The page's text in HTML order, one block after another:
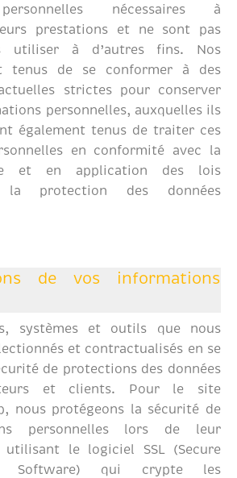
nécessaires à
prestations et ne sont pas
utiliser à d’autres fins. Nos
tenus de se conformer à des
strictes pour conserver
personnelles, auxquelles ils
également tenus de traiter ces
en conformité avec la
et en application des lois
la protection des données
de vos informations
systèmes et outils que nous
et contractualisés en se
de protections des données
et clients. Pour le site
nous protégeons la sécurité de
personnelles lors de leur
utilisant le logiciel SSL (Secure
Software) qui crypte les